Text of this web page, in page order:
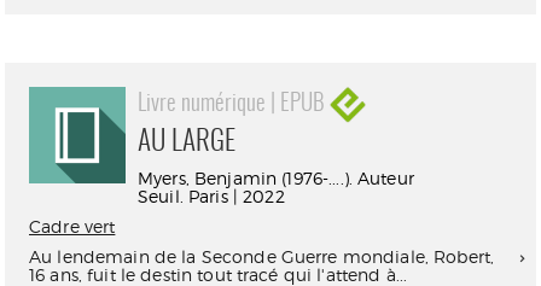
Livre numérique | EPUB
AU LARGE
Myers, Benjamin (1976-....). Auteur
Seuil. Paris | 2022
Cadre vert
Au lendemain de la Seconde Guerre mondiale, Robert,
16 ans, fuit le destin tout tracé qui l'attend à...